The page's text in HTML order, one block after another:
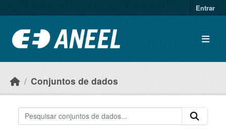
Entrar
Conjuntos de dados